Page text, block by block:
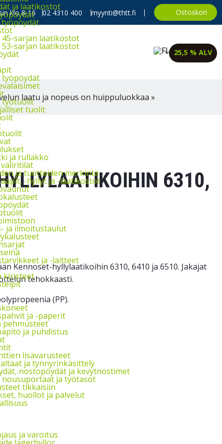
klo 8-16 02 4310 400 myynti@thtt.fi Ostoskori
ja laatikostot
työpöydät
sarjan laatikostot
sarjan laatikostot
työtuolit
tuolit
ja rullakko
ja tuotteiden merkintä
-hyllyt ja -laatikostot
ja ilmoitustaulut
ja -laitteet
kiristeet
ja -paperit
pehmusteet
ja puhdistus
lisävarusteet
ja tynnyrinkäsittely
nostopöydät ja kevytnostimet
nousuportaat ja työtasot
tikkaisiin
huollot ja palvelut
ja varoitus
25,5 % ALV
laatu ja nopeus on huippuluokkaa »
6310,
Kennoset-hyllylaatikoihin 6310, 6410 ja 6510. Jakajat
tehokkaasti.
(PP).
määrä